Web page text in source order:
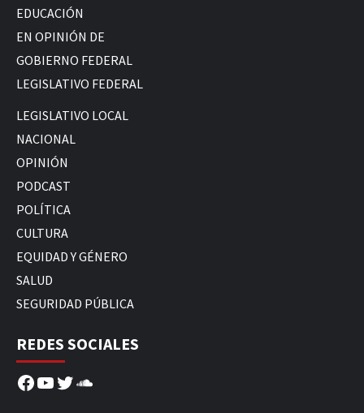
EDUCACIÓN
EN OPINIÓN DE
GOBIERNO FEDERAL
LEGISLATIVO FEDERAL
LEGISLATIVO LOCAL
NACIONAL
OPINIÓN
PODCAST
POLÍTICA
CULTURA
EQUIDAD Y GÉNERO
SALUD
SEGURIDAD PÚBLICA
REDES SOCIALES
Facebook
YouTube
Twitter
SoundCloud